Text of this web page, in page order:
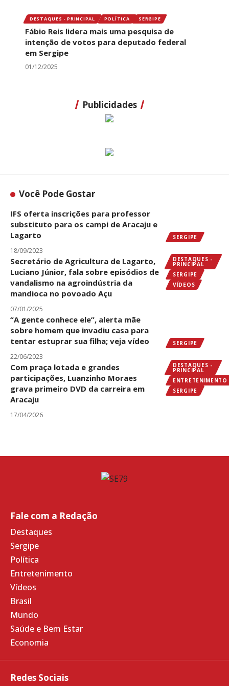
DESTAQUES - PRINCIPAL POLÍTICA SERGIPE
Fábio Reis lidera mais uma pesquisa de
intenção de votos para deputado federal
em Sergipe
01/12/2025
Publicidades
Você Pode Gostar
SERGIPE
IFS oferta inscrições para professor
substituto para os campi de Aracaju e
Lagarto
18/09/2023
DESTAQUES -
PRINCIPAL
SERGIPE
VÍDEOS
Secretário de Agricultura de Lagarto,
Luciano Júnior, fala sobre episódios de
vandalismo na agroindústria da
mandioca no povoado Açu
07/01/2025
SERGIPE
“A gente conhece ele”, alerta mãe
sobre homem que invadiu casa para
tentar estuprar sua filha; veja vídeo
22/06/2023
DESTAQUES -
PRINCIPAL
ENTRETENIMENTO
SERGIPE
Com praça lotada e grandes
participações, Luanzinho Moraes
grava primeiro DVD da carreira em
Aracaju
17/04/2026
Redes Sociais
Fale com a Redação
Destaques
Sergipe
Política
Entretenimento
Vídeos
Brasil
Mundo
Saúde e Bem Estar
Economia